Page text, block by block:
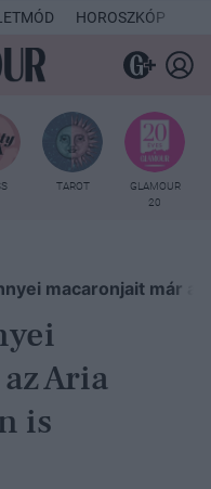
HOROSZKÓP
TAROT
GLAMOUR
20
macaronjait már
Aria
is